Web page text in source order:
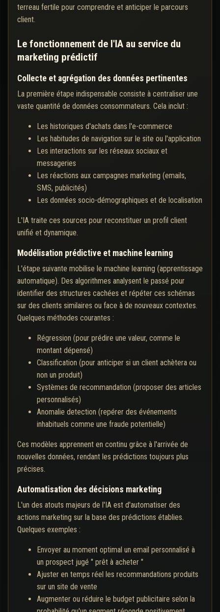
terreau fertile pour comprendre et anticiper le parcours
client.
Le fonctionnement de l'IA au service du
marketing prédictif
Collecte et agrégation des données pertinentes
La première étape indispensable consiste à centraliser une
vaste quantité de données consommateurs. Cela inclut :
Les historiques d'achats dans l'e-commerce
Les habitudes de navigation sur le site ou l'application
Les interactions sur les réseaux sociaux et
messageries
Les réactions aux campagnes marketing (emails,
SMS, publicités)
Les données socio-démographiques et de localisation
L'IA traite ces sources pour reconstituer un profil client
unifié et dynamique.
Modélisation prédictive et machine learning
L'étape suivante mobilise le machine learning (apprentissage
automatique). Des algorithmes analysent le passé pour
identifier des structures cachées et répéter ces schémas
sur des clients similaires ou face à de nouveaux contextes.
Quelques méthodes courantes :
Régression (pour prédire une valeur, comme le
montant dépensé)
Classification (pour anticiper si un client achètera ou
non un produit)
Systèmes de recommandation (proposer des articles
personnalisés)
Anomalie detection (repérer des événements
inhabituels comme une fraude potentielle)
Ces modèles apprennent en continu grâce à l'arrivée de
nouvelles données, rendant les prédictions toujours plus
précises.
Automatisation des décisions marketing
L'un des atouts majeurs de l'IA est d'automatiser des
actions marketing sur la base des prédictions établies.
Quelques exemples :
Envoyer au moment optimal un email personnalisé à
un prospect jugé " prêt à acheter "
Ajuster en temps réel les recommandations produits
sur un site de vente
Augmenter ou réduire le budget publicitaire selon la